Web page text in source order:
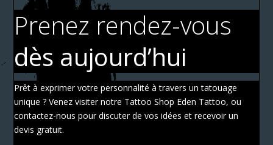
Prenez rendez-vous
dès aujourd’hui
Prêt à exprimer votre personnalité à travers un tatouage
unique ? Venez visiter notre Tattoo Shop Eden Tattoo, ou
contactez-nous pour discuter de vos idées et recevoir un
devis gratuit.